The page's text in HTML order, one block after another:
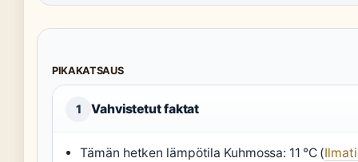
PIKAKATSAUS
1 Vahvistetut faktat
Tämän hetken lämpötila Kuhmossa: 11 °C (